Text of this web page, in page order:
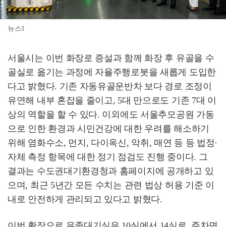
뉴스1
서울시는 이번 화장로 증설과 함께 화장 후 유골을 수
골실로 옮기는 과정에 자율주행로봇을 새롭게 도입한
다고 밝혔다. 기존 자동유골운반차 보다 경로 조정이
유연해 내부 혼잡을 줄이고, 5대 만으로도 기존 7대 이
상의 역할을 할 수 있다. 이외에도 서울추모공원 가동
으로 인한 환경과 시민건강에 대한 우려를 해소하기
위해 염화수소, 먼지, 다이옥신, 악취, 매연 등 등 법정·
자체 측정 항목에 대한 정기 점검도 진행 중이다. 그
결과는 수도권대기환경청과 홈페이지에 공개하고 있
으며, 최근 5년간 모든 수치는 관련 법상 허용 기준 이
내로 안전하게 관리되고 있다고 밝혔다.